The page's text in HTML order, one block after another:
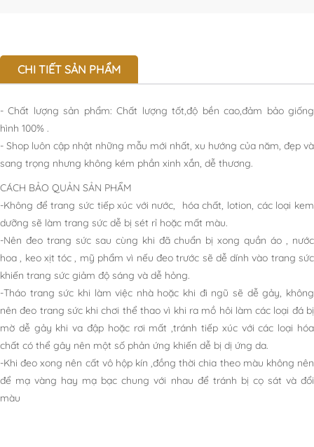
CHI TIẾT SẢN PHẨM
- Chất lượng sản phẩm: Chất lượng tốt,độ bền cao,đảm bảo giống
hình 100% .
- Shop luôn cập nhật những mẫu mới nhất, xu hướng của năm, đẹp và
sang trọng nhưng không kém phần xinh xắn, dễ thương.
CÁCH BẢO QUẢN SẢN PHẨM
-Không để trang sức tiếp xúc với nước, hóa chất, lotion, các loại kem
dưỡng sẽ làm trang sức dễ bị sét rỉ hoặc mất màu.
-Nên đeo trang sức sau cùng khi đã chuẩn bị xong quần áo , nước
hoa , keo xịt tóc , mỹ phẩm vì nếu đeo trước sẽ dễ dính vào trang sức
khiến trang sức giảm độ sáng và dễ hỏng.
-Tháo trang sức khi làm việc nhà hoặc khi đi ngũ sẽ dễ gảy, không
nên đeo trang sức khi chơi thể thao vì khi ra mồ hôi làm các loại đá bị
mờ dễ gảy khi va đập hoặc rơi mất ,tránh tiếp xúc với các loại hóa
chất có thể gây nên một số phản ứng khiến dễ bị dị ứng da.
-Khi đeo xong nên cất vô hộp kín ,đồng thời chia theo màu không nên
để mạ vàng hay mạ bạc chung với nhau để tránh bị cọ sát và đổi
màu